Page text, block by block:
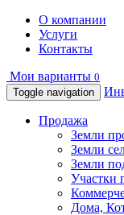
О компании
Услуги
Контакты
Мои варианты 0
Toggle navigation
Продажа
Земли
Земли
Земли
Участки
Дома,